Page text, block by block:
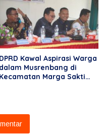
DPRD Kawal Aspirasi Warga
dalam Musrenbang di
Kecamatan Marga Sakti